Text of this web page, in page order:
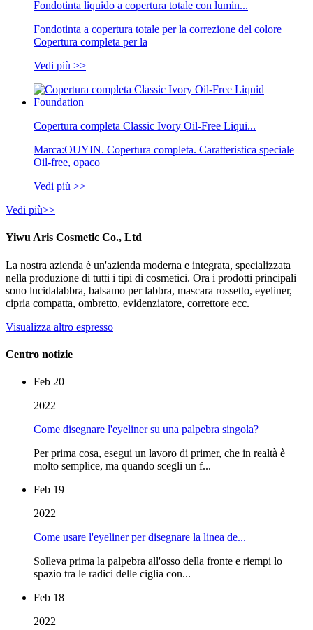
Fondotinta liquido a copertura totale con lumin...
Fondotinta a copertura totale per la correzione del colore
Copertura completa per la
Vedi più >>
Copertura completa Classic Ivory Oil-Free Liqui...
Marca:OUYIN. Copertura completa. Caratteristica speciale
Oil-free, opaco
Vedi più >>
Vedi più>>
Yiwu Aris Cosmetic Co., Ltd
La nostra azienda è un'azienda moderna e integrata, specializzata
nella produzione di tutti i tipi di cosmetici. Ora i prodotti principali
sono lucidalabbra, balsamo per labbra, mascara rossetto, eyeliner,
cipria compatta, ombretto, evidenziatore, correttore ecc.
Visualizza altro espresso
Centro notizie
Feb 20
2022
Come disegnare l'eyeliner su una palpebra singola?
Per prima cosa, esegui un lavoro di primer, che in realtà è
molto semplice, ma quando scegli un f...
Feb 19
2022
Come usare l'eyeliner per disegnare la linea de...
Solleva prima la palpebra all'osso della fronte e riempi lo
spazio tra le radici delle ciglia con...
Feb 18
2022